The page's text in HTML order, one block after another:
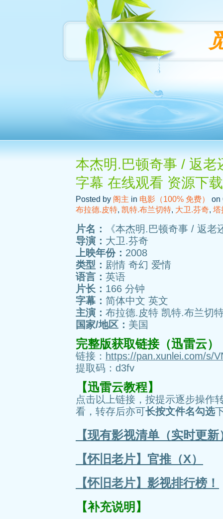
本杰明.巴顿奇事 / 返
字幕 在线观看 资源下载
Posted by 阁主 in 电影（100% 免费）
on
布拉德.皮特, 凯特.布兰切特, 大卫.芬奇, 塔
片名：
《本杰明.巴顿奇事 / 返老
导演： 大卫.芬奇
上映年份： 2008
类型： 剧情 奇幻 爱情
语言： 英语
片长： 166 分钟
字幕： 简体中文 英文
主演： 布拉德.皮特 凯特.布兰切
国家/地区： 美国
完整版获取链接（迅雷云）
链接： https://pan.xunlei.com/s/
提取码：d3fv
【迅雷云教程】
点击以上链接，按提示逐步操作
看，转存后亦可长按文件名勾选
【现有影视清单（实时更新
【怀旧老片】官推（X）
【怀旧老片】影视排行榜！
【补充说明】